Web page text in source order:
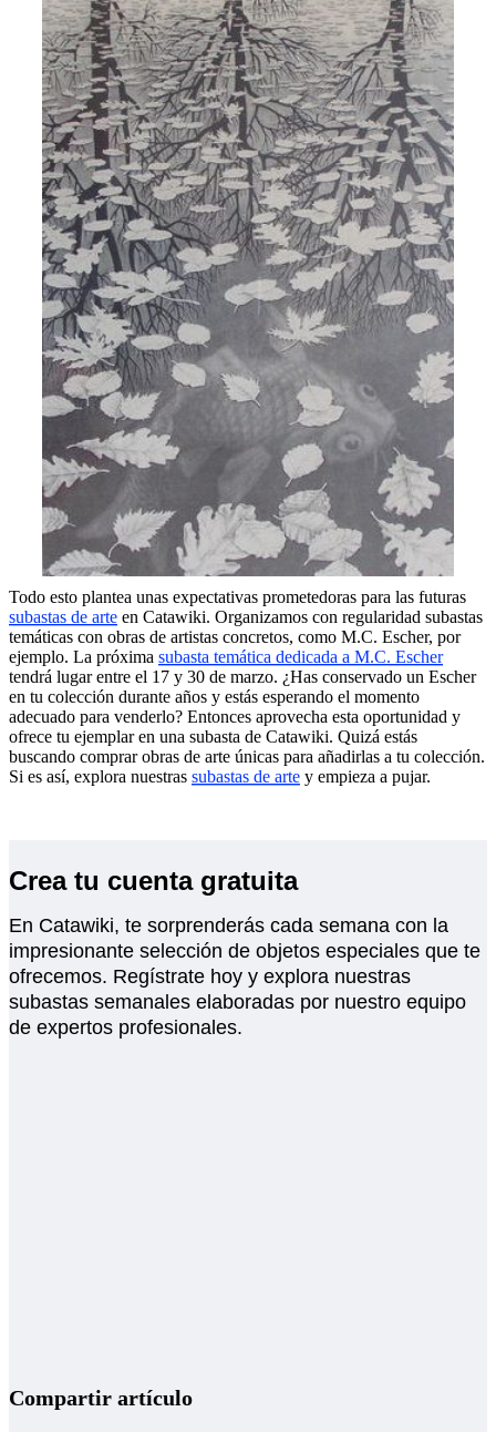
Todo esto plantea unas expectativas prometedoras para las futuras
subastas de arte en Catawiki. Organizamos con regularidad subastas
temáticas con obras de artistas concretos, como M.C. Escher, por
ejemplo. La próxima subasta temática dedicada a M.C. Escher
tendrá lugar entre el 17 y 30 de marzo. ¿Has conservado un Escher
en tu colección durante años y estás esperando el momento
adecuado para venderlo? Entonces aprovecha esta oportunidad y
ofrece tu ejemplar en una subasta de Catawiki. Quizá estás
buscando comprar obras de arte únicas para añadirlas a tu colección.
Si es así, explora nuestras subastas de arte y empieza a pujar.
Crea tu cuenta gratuita
En Catawiki, te sorprenderás cada semana con la
impresionante selección de objetos especiales que te
ofrecemos. Regístrate hoy y explora nuestras
subastas semanales elaboradas por nuestro equipo
de expertos profesionales.
Compartir artículo